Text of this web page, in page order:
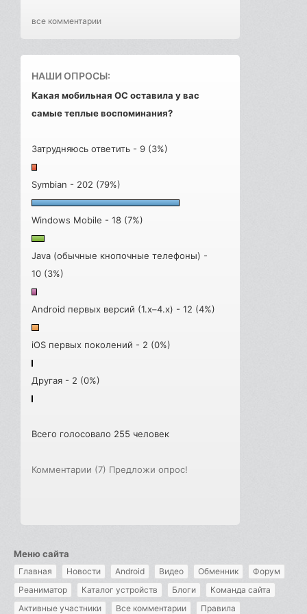
все комментарии
НАШИ ОПРОСЫ:
Какая мобильная ОС оставила у вас
самые теплые воспоминания?
Затрудняюсь ответить - 9 (3%)
Symbian - 202 (79%)
Windows Mobile - 18 (7%)
Java (обычные кнопочные телефоны) -
10 (3%)
Android первых версий (1.x–4.x) - 12 (4%)
iOS первых поколений - 2 (0%)
Другая - 2 (0%)
Всего голосовало 255 человек
Комментарии (7) Предложи опрос!
Меню сайта
Главная Новости Android Видео Обменник
Форум
Реаниматор
Каталог устройств Блоги
Команда сайта
Активные участники
Все комментарии Правила